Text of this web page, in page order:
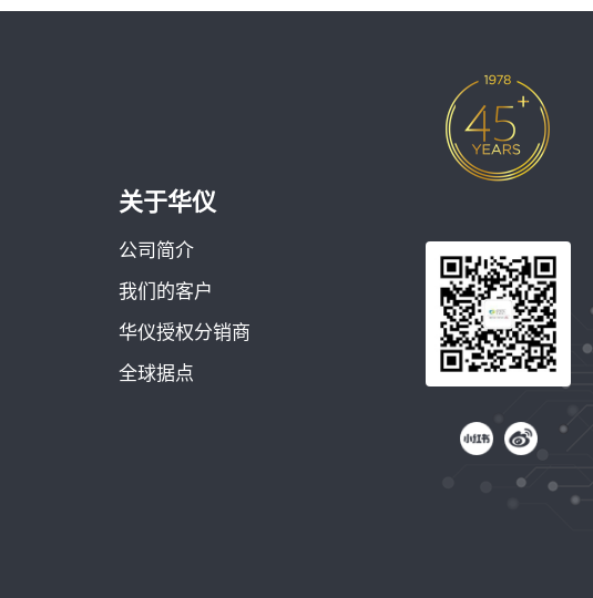
关于华仪
公司简介
我们的客户
华仪授权分销商
全球据点